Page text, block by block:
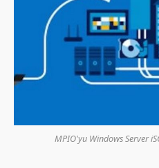
MPIO'yu Windows Server